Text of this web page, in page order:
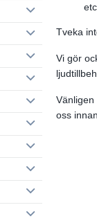
etc.
Tveka
Vi gör
oss